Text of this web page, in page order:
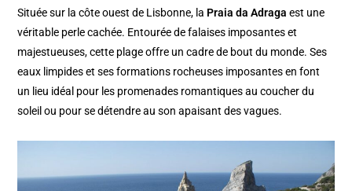
Située sur la côte ouest de Lisbonne, la Praia da Adragaest une
véritable perle cachée. Entourée de falaises imposantes et
majestueuses, cette plage offre un cadre de bout du monde. Ses
eaux limpides et ses formations rocheuses imposantes en font
un lieu idéal pour les promenades romantiques au coucher du
soleil ou pour se détendre au son apaisant des vagues.